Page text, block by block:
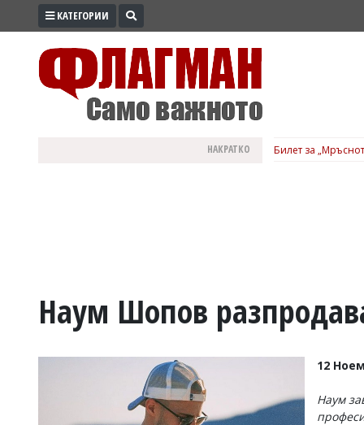
ПРОМО
ВОЙНАТА
КАТЕГОРИИ
НАКРАТКО Билет за
Наум Шопов
12
Наум